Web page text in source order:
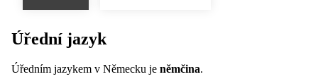
Úřední jazyk
Úředním jazykem v Německu je němčina.